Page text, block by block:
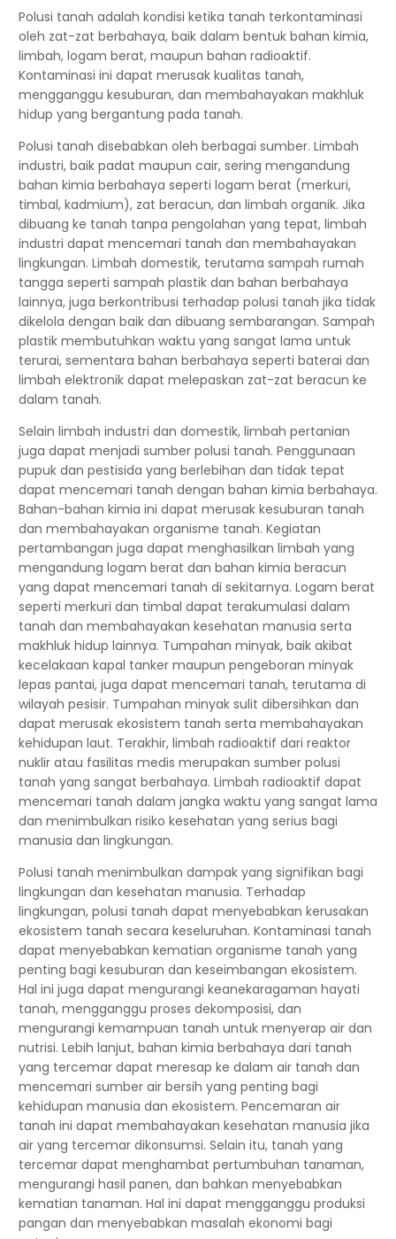
Polusi tanah adalah kondisi ketika tanah terkontaminasi
oleh zat-zat berbahaya, baik dalam bentuk bahan kimia,
limbah, logam berat, maupun bahan radioaktif.
Kontaminasi ini dapat merusak kualitas tanah,
mengganggu kesuburan, dan membahayakan makhluk
hidup yang bergantung pada tanah.
Polusi tanah disebabkan oleh berbagai sumber. Limbah
industri, baik padat maupun cair, sering mengandung
bahan kimia berbahaya seperti logam berat (merkuri,
timbal, kadmium), zat beracun, dan limbah organik. Jika
dibuang ke tanah tanpa pengolahan yang tepat, limbah
industri dapat mencemari tanah dan membahayakan
lingkungan. Limbah domestik, terutama sampah rumah
tangga seperti sampah plastik dan bahan berbahaya
lainnya, juga berkontribusi terhadap polusi tanah jika tidak
dikelola dengan baik dan dibuang sembarangan. Sampah
plastik membutuhkan waktu yang sangat lama untuk
terurai, sementara bahan berbahaya seperti baterai dan
limbah elektronik dapat melepaskan zat-zat beracun ke
dalam tanah.
Selain limbah industri dan domestik, limbah pertanian
juga dapat menjadi sumber polusi tanah. Penggunaan
pupuk dan pestisida yang berlebihan dan tidak tepat
dapat mencemari tanah dengan bahan kimia berbahaya.
Bahan-bahan kimia ini dapat merusak kesuburan tanah
dan membahayakan organisme tanah. Kegiatan
pertambangan juga dapat menghasilkan limbah yang
mengandung logam berat dan bahan kimia beracun
yang dapat mencemari tanah di sekitarnya. Logam berat
seperti merkuri dan timbal dapat terakumulasi dalam
tanah dan membahayakan kesehatan manusia serta
makhluk hidup lainnya. Tumpahan minyak, baik akibat
kecelakaan kapal tanker maupun pengeboran minyak
lepas pantai, juga dapat mencemari tanah, terutama di
wilayah pesisir. Tumpahan minyak sulit dibersihkan dan
dapat merusak ekosistem tanah serta membahayakan
kehidupan laut. Terakhir, limbah radioaktif dari reaktor
nuklir atau fasilitas medis merupakan sumber polusi
tanah yang sangat berbahaya. Limbah radioaktif dapat
mencemari tanah dalam jangka waktu yang sangat lama
dan menimbulkan risiko kesehatan yang serius bagi
manusia dan lingkungan.
Polusi tanah menimbulkan dampak yang signifikan bagi
lingkungan dan kesehatan manusia. Terhadap
lingkungan, polusi tanah dapat menyebabkan kerusakan
ekosistem tanah secara keseluruhan. Kontaminasi tanah
dapat menyebabkan kematian organisme tanah yang
penting bagi kesuburan dan keseimbangan ekosistem.
Hal ini juga dapat mengurangi keanekaragaman hayati
tanah, mengganggu proses dekomposisi, dan
mengurangi kemampuan tanah untuk menyerap air dan
nutrisi. Lebih lanjut, bahan kimia berbahaya dari tanah
yang tercemar dapat meresap ke dalam air tanah dan
mencemari sumber air bersih yang penting bagi
kehidupan manusia dan ekosistem. Pencemaran air
tanah ini dapat membahayakan kesehatan manusia jika
air yang tercemar dikonsumsi. Selain itu, tanah yang
tercemar dapat menghambat pertumbuhan tanaman,
mengurangi hasil panen, dan bahkan menyebabkan
kematian tanaman. Hal ini dapat mengganggu produksi
pangan dan menyebabkan masalah ekonomi bagi